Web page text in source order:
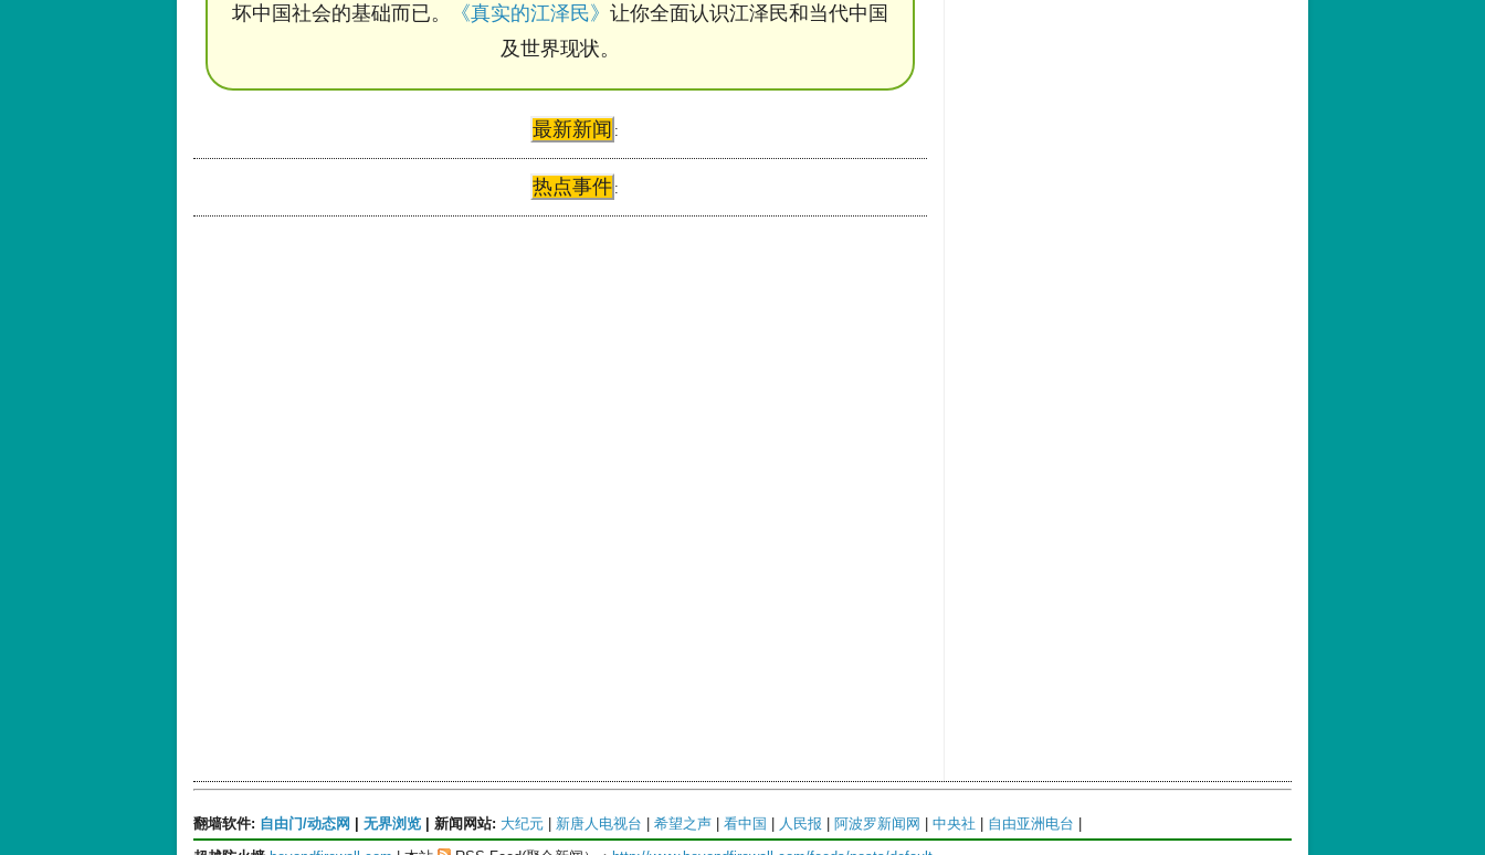
坏中国社会的基础而已。
《真实的江泽民》 让你全面认识江泽民和当代中国
及世界现状。
最新新闻 :
热点事件 :
翻墙软件: 自由门/动态网 无界浏览 新闻网站: 大纪元 新唐人电视台 希望之声 看中国 人民报 阿波罗新闻网 中央社 自由亚洲电台